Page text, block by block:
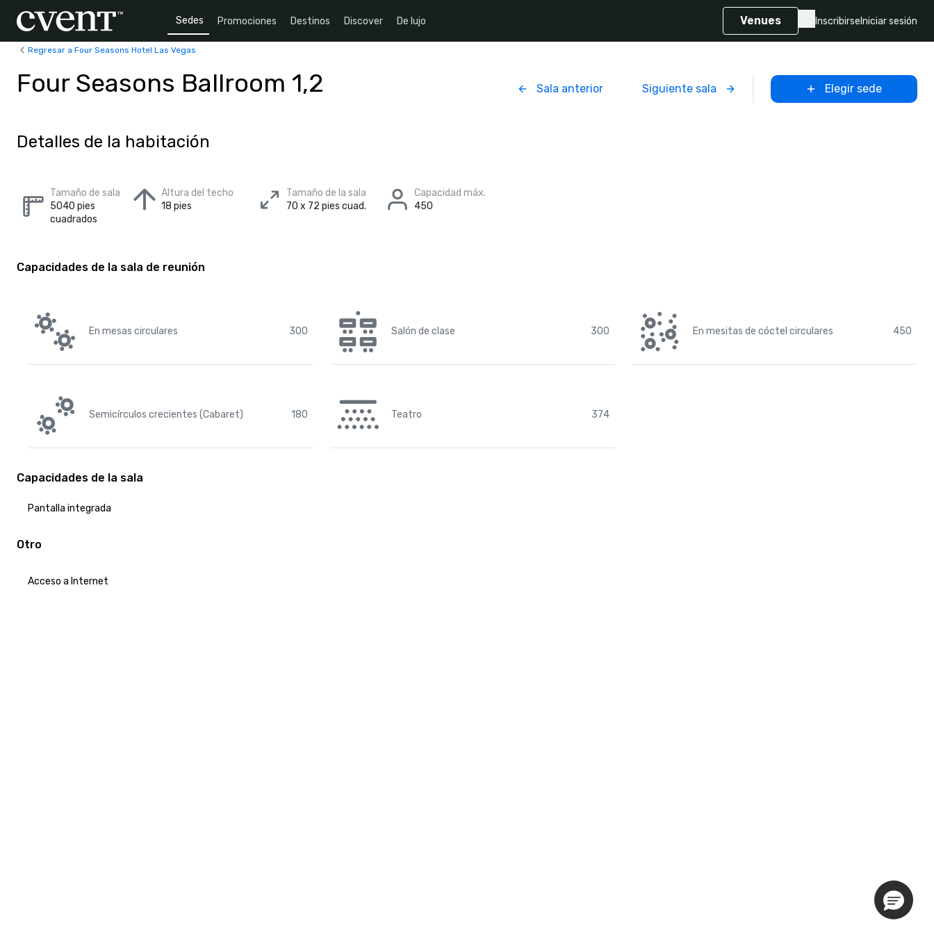
Sedes Promociones Destinos Discover De lujo Venues Inscribirse Iniciar sesión
Regresar a Four Seasons Hotel Las Vegas
Four Seasons Ballroom 1,2 Sala anterior Siguiente sala Elegir sede
Detalles de la habitación
Tamaño de sala
5040 pies
cuadrados
Altura del techo
18 pies
Tamaño de la sala
70 x 72 pies cuad.
Capacidad máx.
450
Capacidades de la sala de reunión
En mesas circulares 300 Salón de clase 300 En mesitas de cóctel circulares 450
Semicírculos crecientes (Cabaret) 180 Teatro 374
Capacidades de la sala
Pantalla integrada
Otro
Acceso a Internet